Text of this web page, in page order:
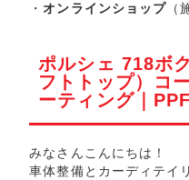
・オンラインショップ （
ポルシェ 718ボ
フトトップ）コ
ーティング｜PPF
みなさんこんにちは！
車体整備とカーディテイ